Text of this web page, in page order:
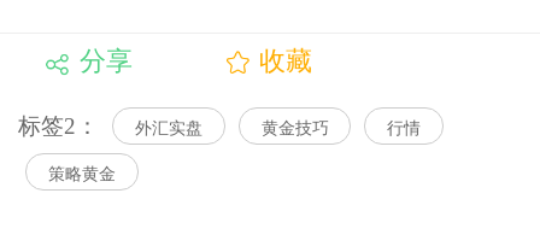
分享 收藏
标签2： 外汇实盘 黄金技巧 行情
策略黄金